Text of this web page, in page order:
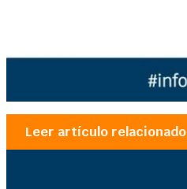
Leer artículo relacionado